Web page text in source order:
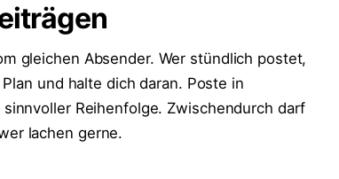
gleichen Absender. Wer stündlich postet,
und halte dich daran. Poste in
Reihenfolge. Zwischendurch darf
lachen gerne.